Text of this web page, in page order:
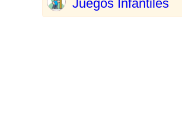
Juegos Infantiles